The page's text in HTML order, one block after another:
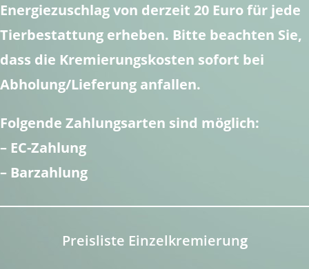
Energiezuschlag von derzeit 20 Euro für jede
Tierbestattung erheben. Bitte beachten Sie,
dass die Kremierungskosten sofort bei
Abholung/Lieferung anfallen.
Folgende Zahlungsarten sind möglich:
– EC-Zahlung
– Barzahlung
Preisliste Einzelkremierung